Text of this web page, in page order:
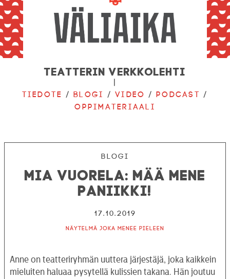
Teatterin verkkolehti
Tiedote / Blogi /Video / Podcast /
Oppimateriaali
Blogi
Mia Vuorela: Mää mene
paniikki!
17.10.2019
Näytelmä joka menee pieleen
Anne on teatteriryhmän uuttera järjestäjä, joka kaikkein
mieluiten haluaa pysytellä kulissien takana. Hän joutuu